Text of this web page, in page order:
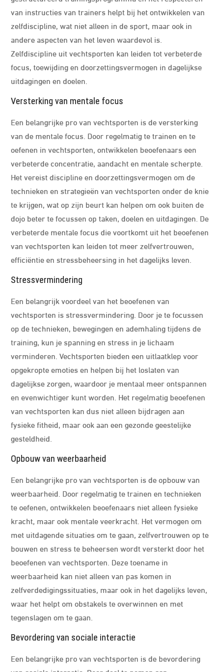
van instructies van trainers helpt bij het ontwikkelen van
zelfdiscipline, wat niet alleen in de sport, maar ook in
andere aspecten van het leven waardevol is.
Zelfdiscipline uit vechtsporten kan leiden tot verbeterde
focus, toewijding en doorzettingsvermogen in dagelijkse
uitdagingen en doelen.
Versterking van mentale focus
Een belangrijke pro van vechtsporten is de versterking
van de mentale focus. Door regelmatig te trainen en te
oefenen in vechtsporten, ontwikkelen beoefenaars een
verbeterde concentratie, aandacht en mentale scherpte.
Het vereist discipline en doorzettingsvermogen om de
technieken en strategieën van vechtsporten onder de knie
te krijgen, wat op zijn beurt kan helpen om ook buiten de
dojo beter te focussen op taken, doelen en uitdagingen. De
verbeterde mentale focus die voortkomt uit het beoefenen
van vechtsporten kan leiden tot meer zelfvertrouwen,
efficiëntie en stressbeheersing in het dagelijks leven.
Stressvermindering
Een belangrijk voordeel van het beoefenen van
vechtsporten is stressvermindering. Door je te focussen
op de technieken, bewegingen en ademhaling tijdens de
training, kun je spanning en stress in je lichaam
verminderen. Vechtsporten bieden een uitlaatklep voor
opgekropte emoties en helpen bij het loslaten van
dagelijkse zorgen, waardoor je mentaal meer ontspannen
en evenwichtiger kunt worden. Het regelmatig beoefenen
van vechtsporten kan dus niet alleen bijdragen aan
fysieke fitheid, maar ook aan een gezonde geestelijke
gesteldheid.
Opbouw van weerbaarheid
Een belangrijke pro van vechtsporten is de opbouw van
weerbaarheid. Door regelmatig te trainen en technieken
te oefenen, ontwikkelen beoefenaars niet alleen fysieke
kracht, maar ook mentale veerkracht. Het vermogen om
met uitdagende situaties om te gaan, zelfvertrouwen op te
bouwen en stress te beheersen wordt versterkt door het
beoefenen van vechtsporten. Deze toename in
weerbaarheid kan niet alleen van pas komen in
zelfverdedigingssituaties, maar ook in het dagelijks leven,
waar het helpt om obstakels te overwinnen en met
tegenslagen om te gaan.
Bevordering van sociale interactie
Een belangrijke pro van vechtsporten is de bevordering